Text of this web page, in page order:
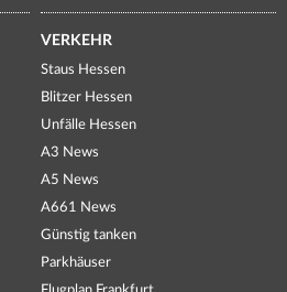
VERKEHR
Staus Hessen
Blitzer Hessen
Unfälle Hessen
A3 News
A5 News
A661 News
Günstig tanken
Parkhäuser